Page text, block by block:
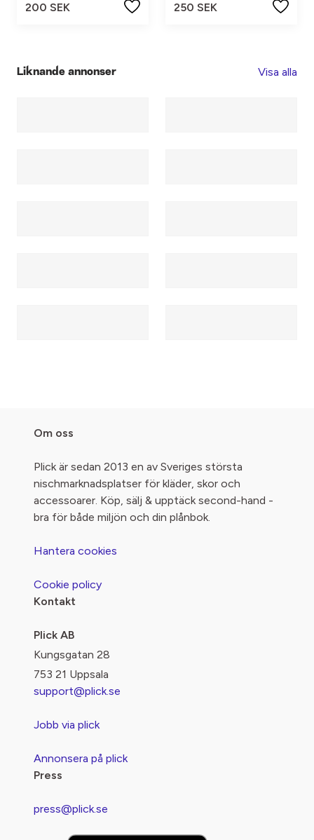
200 SEK
250 SEK
Liknande annonser Visa alla
Om oss
Plick är sedan 2013 en av Sveriges största
nischmarknadsplatser för kläder, skor och
accessoarer. Köp, sälj & upptäck second-hand -
bra för både miljön och din plånbok.
Hantera cookies
Cookie policy
Kontakt
Plick AB
Kungsgatan 28
753 21 Uppsala
support@plick.se
Jobb via plick
Annonsera på plick
Press
press@plick.se